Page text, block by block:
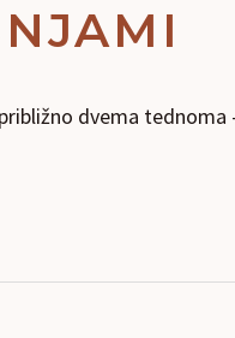
dvema